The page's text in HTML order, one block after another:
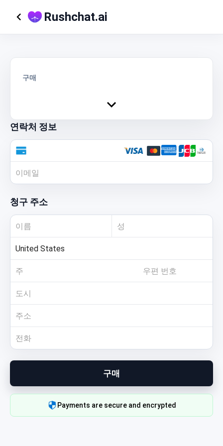
Rushchat.ai
구매
연락처 정보
청구 주소
구매
Payments are secure and encrypted